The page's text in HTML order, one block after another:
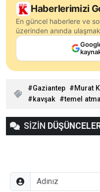
Haberlerimizi
En güncel haberlere ve
üzerinden anında
Gaziantep Murat
kavşak
temel
SİZİN
Adınız